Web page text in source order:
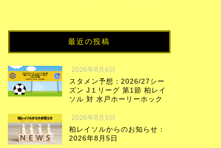
最近の投稿
2026年8月6日
スタメン予想：2026/27シー
ズン J１リーグ 第1節 柏レイ
ソル 対 水戸ホーリーホック
2026年8月5日
柏レイソルからのお知らせ：
2026年8月5日